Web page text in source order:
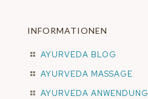
INFORMATIONEN
AYURVEDA BLOG
AYURVEDA MASSAGE
AYURVEDA ANWENDUNG